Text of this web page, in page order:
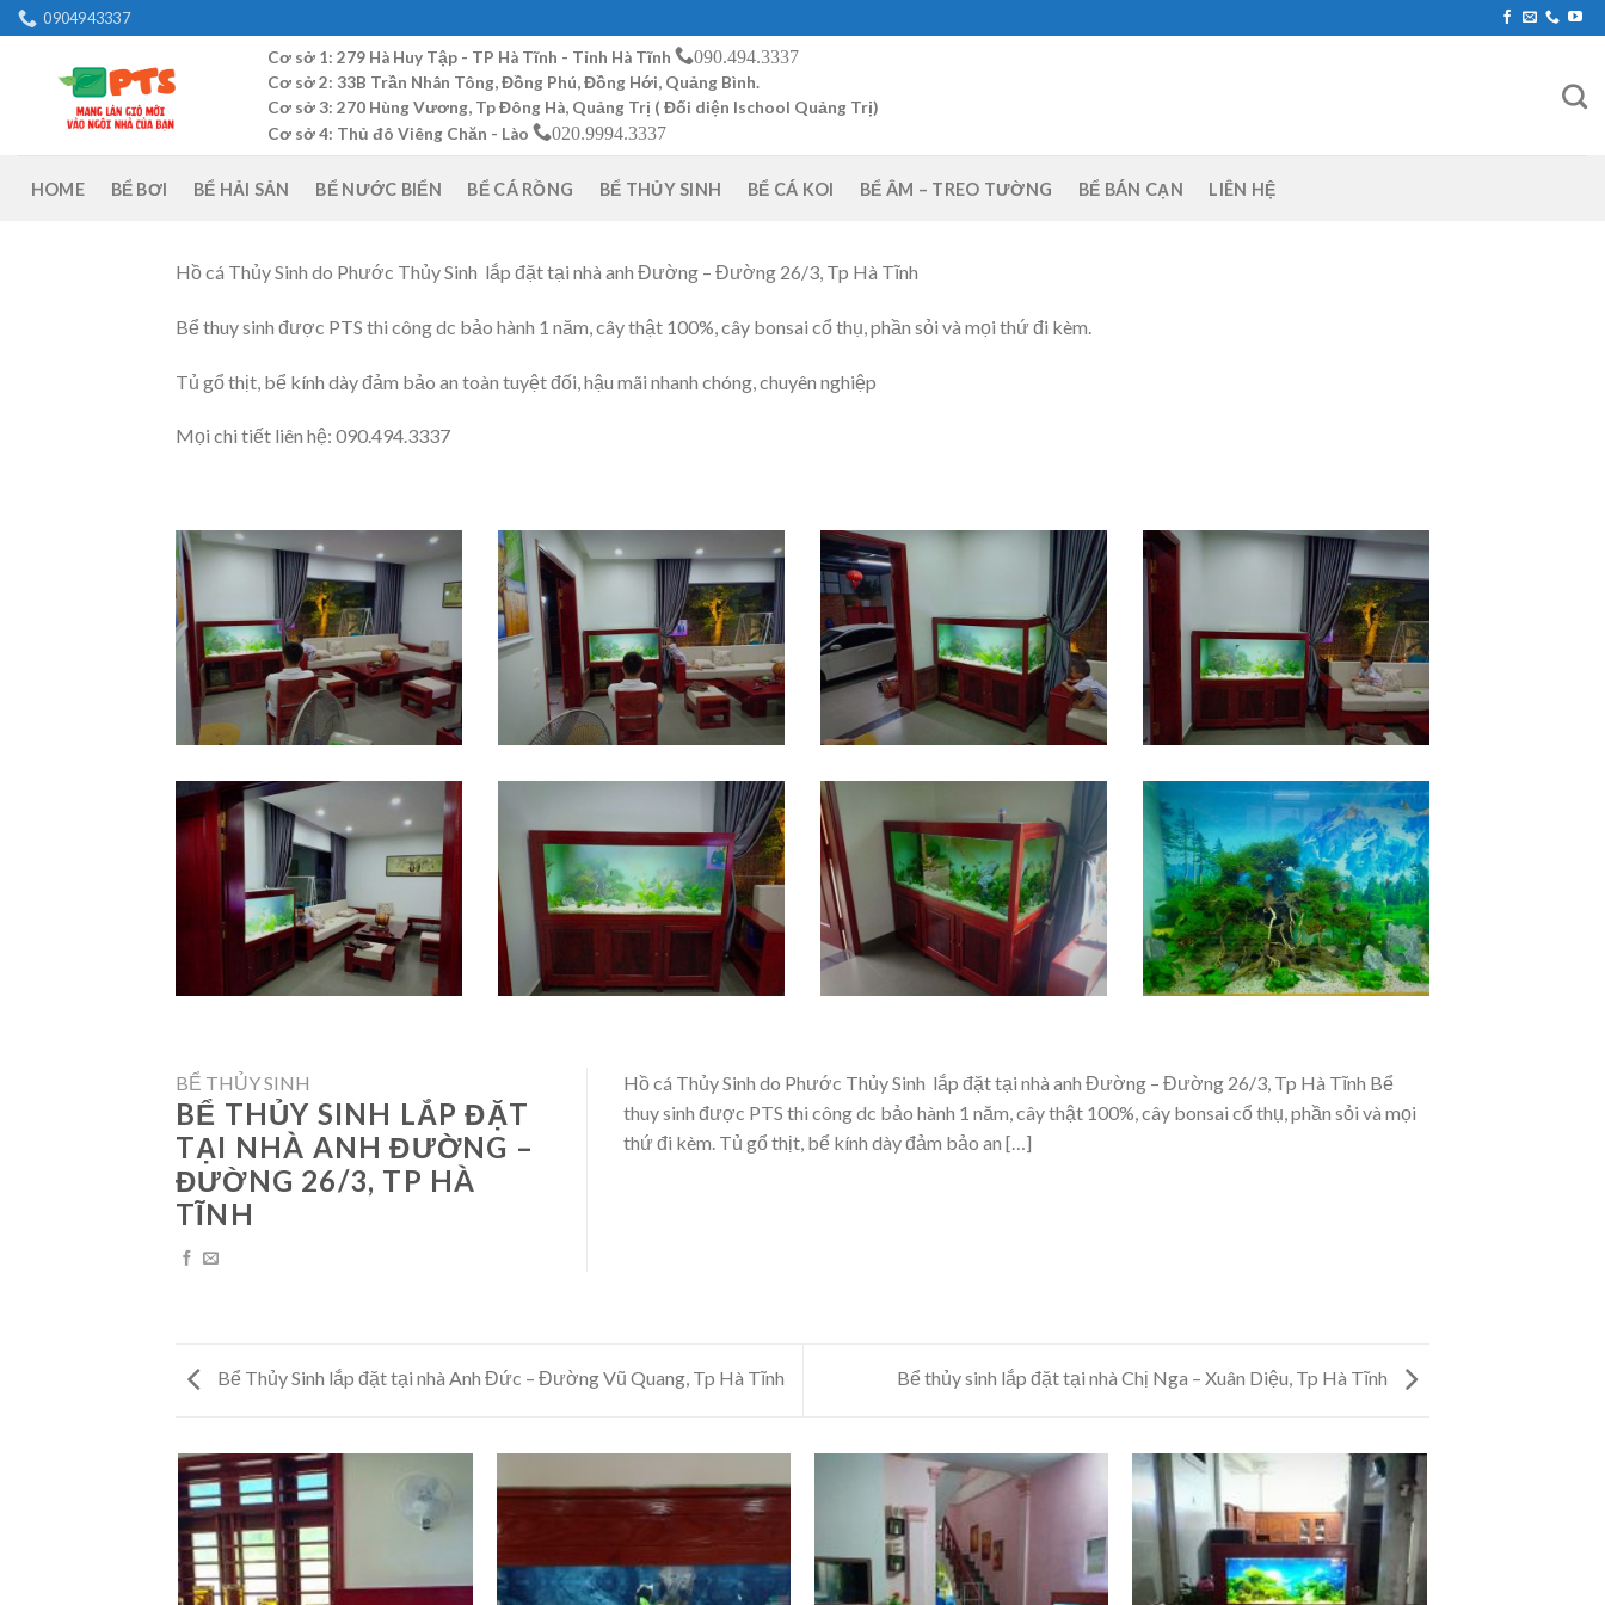
Skip
to
content
0904943337
Cơ sở 1: 279 Hà Huy Tập - TP Hà Tĩnh - Tỉnh Hà Tĩnh
090.494.3337
Cơ sở 2: 33B Trần Nhân Tông, Đồng Phú, Đồng Hới, Quảng Bình.
Cơ sở 3: 270 Hùng Vương, Tp Đông Hà, Quảng Trị ( Đối diện Ischool Quảng Trị)
Cơ sở 4: Thủ đô Viêng Chăn - Lào
020.9994.3337
HOME BỂ BƠI BỂ HẢI SẢN BỂ NƯỚC BIỂN BỂ CÁ RỒNG BỂ THỦY SINH BỂ CÁ KOI BỂ ÂM – TREO TƯỜNG BỂ BÁN CẠN LIÊN HỆ
Hồ cá Thủy Sinh do Phước Thủy Sinh lắp đặt tại nhà anh Đường – Đường 26/3, Tp Hà Tĩnh
Bể thuy sinh được PTS thi công dc bảo hành 1 năm, cây thật 100%, cây bonsai cổ thụ, phần sỏi và mọi thứ đi kèm.
Tủ gổ thịt, bể kính dày đảm bảo an toàn tuyệt đối, hậu mãi nhanh chóng, chuyên nghiệp
Mọi chi tiết liên hệ: 090.494.3337
BỂ THỦY SINH
BỂ THỦY SINH LẮP ĐẶT
TẠI NHÀ ANH ĐƯỜNG –
ĐƯỜNG 26/3, TP HÀ
TĨNH
Hồ cá Thủy Sinh do Phước Thủy Sinh lắp đặt tại nhà anh Đường – Đường 26/3, Tp Hà Tĩnh Bể
thuy sinh được PTS thi công dc bảo hành 1 năm, cây thật 100%, cây bonsai cổ thụ, phần sỏi và mọi
thứ đi kèm. Tủ gổ thịt, bể kính dày đảm bảo an […]
Bể Thủy Sinh lắp đặt tại nhà Anh Đức – Đường Vũ Quang, Tp Hà Tĩnh Bể thủy sinh lắp đặt tại nhà Chị Nga – Xuân Diệu, Tp Hà Tĩnh